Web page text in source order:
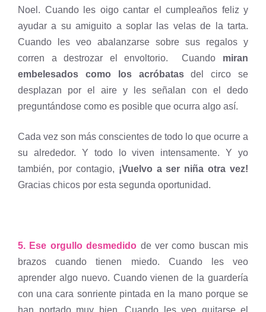
Noel. Cuando les oigo cantar el cumpleaños feliz y
ayudar a su amiguito a soplar las velas de la tarta.
Cuando les veo abalanzarse sobre sus regalos y
corren a destrozar el envoltorio. Cuando miran
embelesados como los acróbatasdel circo se
desplazan por el aire y les señalan con el dedo
preguntándose como es posible que ocurra algo así.
Cada vez son más conscientes de todo lo que ocurre a
su alrededor. Y todo lo viven intensamente. Y yo
también, por contagio, ¡Vuelvo a ser niña otra vez!
Gracias chicos por esta segunda oportunidad.
5. Ese orgullo desmedido de ver como buscan mis
brazos cuando tienen miedo. Cuando les veo
aprender algo nuevo. Cuando vienen de la guardería
con una cara sonriente pintada en la mano porque se